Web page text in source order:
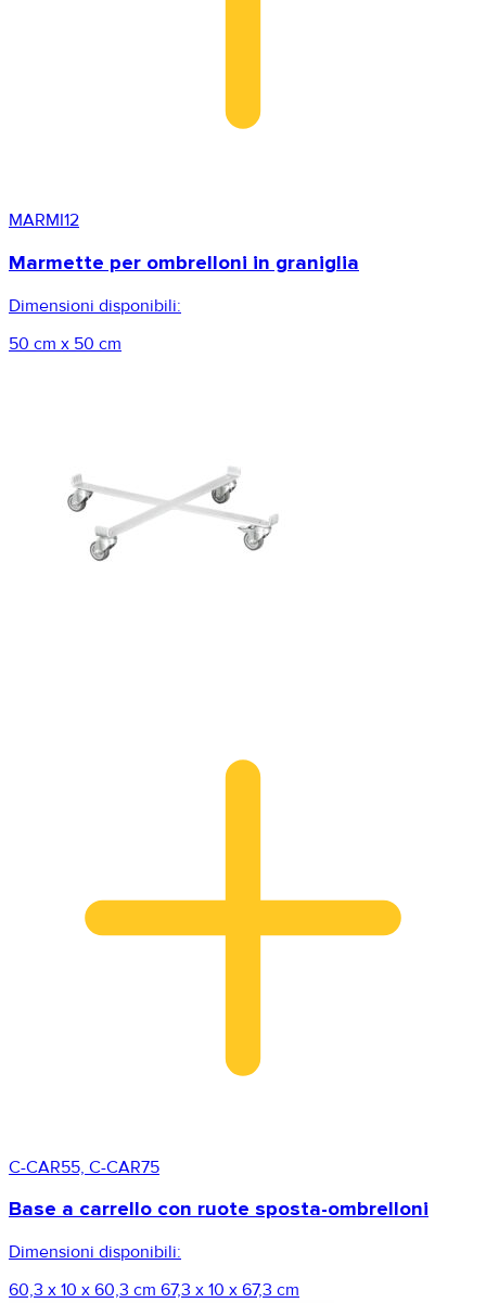
MARMI12
Marmette per ombrelloni in graniglia
Dimensioni disponibili:
50 cm x 50 cm
C-CAR55, C-CAR75
Base a carrello con ruote sposta-ombrelloni
Dimensioni disponibili:
60,3 x 10 x 60,3 cm 67,3 x 10 x 67,3 cm